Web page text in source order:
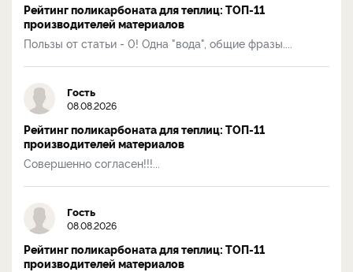
Рейтинг поликарбоната для теплиц: ТОП-11
производителей материалов
Пользы от статьи - 0! Одна "вода", общие фразы....
Гость
08.08.2026
Рейтинг поликарбоната для теплиц: ТОП-11
производителей материалов
Совершенно согласен!!!...
Гость
08.08.2026
Рейтинг поликарбоната для теплиц: ТОП-11
производителей материалов